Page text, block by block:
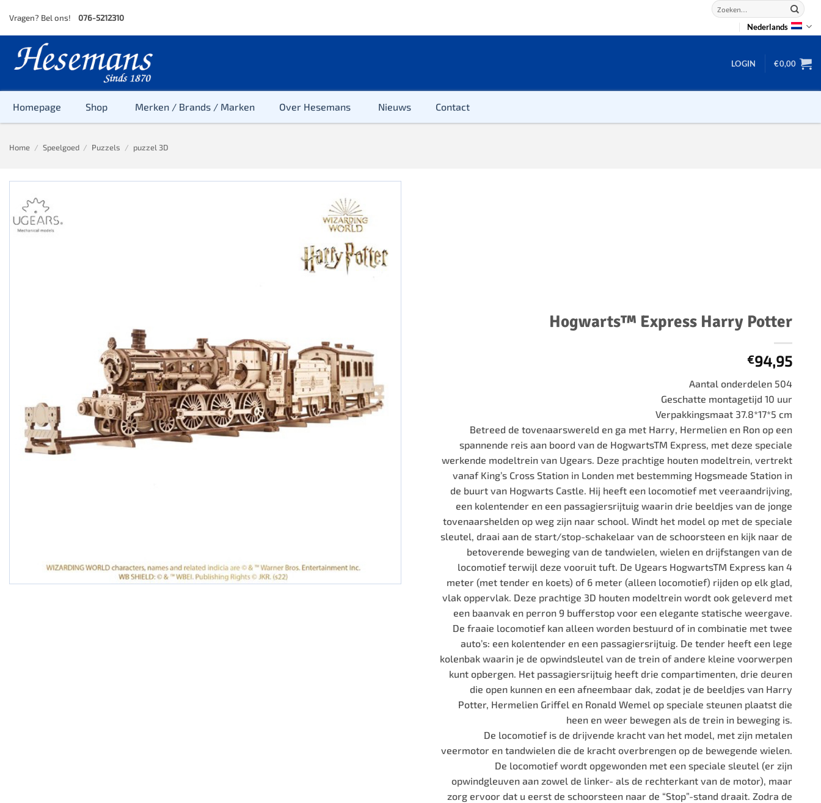
content
Vragen? Bel ons! 076-5212310
Zoeken
naar:
Nederlands
LOGIN €0,00
Homepage Shop
Baby, Peuter & Kleuter
654 stukjes
759 stukjes
5000 stukjes
schaakbord
schaakklok
schaakset
schaakstukken
Merken / Brands / Marken Over Hesemans Nieuws Contact
Home / Speelgoed / Puzzels / puzzel 3D
Hogwarts™ Express Harry Potter
€94,95
Aantal onderdelen 504
Geschatte montagetijd 10 uur
Verpakkingsmaat 37.8*17*5 cm
Betreed de tovenaarswereld en ga met Harry, Hermelien en Ron op een
spannende reis aan boord van de HogwartsTM Express, met deze speciale
werkende modeltrein van Ugears. Deze prachtige houten modeltrein, vertrekt
vanaf King’s Cross Station in Londen met bestemming Hogsmeade Station in
de buurt van Hogwarts Castle. Hij heeft een locomotief met veeraandrijving,
een kolentender en een passagiersrijtuig waarin drie beeldjes van de jonge
tovenaarshelden op weg zijn naar school. Windt het model op met de speciale
sleutel, draai aan de start/stop-schakelaar van de schoorsteen en kijk naar de
betoverende beweging van de tandwielen, wielen en drijfstangen van de
locomotief terwijl deze vooruit tuft. De Ugears HogwartsTM Express kan 4
meter (met tender en koets) of 6 meter (alleen locomotief) rijden op elk glad,
vlak oppervlak. Deze prachtige 3D houten modeltrein wordt ook geleverd met
een baanvak en perron 9 bufferstop voor een elegante statische weergave.
De fraaie locomotief kan alleen worden bestuurd of in combinatie met twee
auto’s: een kolentender en een passagiersrijtuig. De tender heeft een lege
kolenbak waarin je de opwindsleutel van de trein of andere kleine voorwerpen
kunt opbergen. Het passagiersrijtuig heeft drie compartimenten, drie deuren
die open kunnen en een afneembaar dak, zodat je de beeldjes van Harry
Potter, Hermelien Griffel en Ronald Wemel op speciale steunen plaatst die
heen en weer bewegen als de trein in beweging is.
De locomotief is de drijvende kracht van het model, met zijn metalen
veermotor en tandwielen die de kracht overbrengen op de bewegende wielen.
De locomotief wordt opgewonden met een speciale sleutel (er zijn
opwindgleuven aan zowel de linker- als de rechterkant van de motor), maar
zorg ervoor dat u eerst de schoorsteen naar de “Stop”-stand draait. Zodra de